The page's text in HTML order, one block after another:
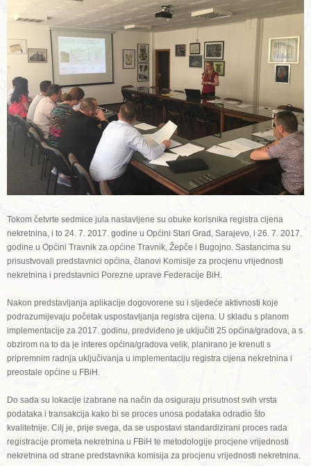
Tokom četvrte sedmice jula nastavljene su obuke korisnika registra cijena
nekretnina, i to 24. 7. 2017. godine u Općini Stari Grad, Sarajevo, i 26. 7. 2017.
godine u Općini Travnik za općine Travnik, Žepče i Bugojno. Sastancima su
prisustvovali predstavnici općina, članovi Komisije za procjenu vrijednosti
nekretnina i predstavnici Porezne uprave Federacije BiH.
Nakon predstavljanja aplikacije dogovorene su i sljedeće aktivnosti koje
podrazumijevaju početak uspostavljanja registra cijena. U skladu s planom
implementacije za 2017. godinu, predviđeno je uključiti 25 općina/gradova, a s
obzirom na to da je interes općina/gradova velik, planirano je krenuti s
pripremnim radnja uključivanja u implementaciju registra cijena nekretnina i
preostale općine u FBiH.
Do sada su lokacije izabrane na način da osiguraju prisutnost svih vrsta
podataka i transakcija kako bi se proces unosa podataka odradio što
kvalitetnije. Cilj je, prije svega, da se uspostavi standardizirani proces rada
registracije prometa nekretnina u FBiH te metodologije procjene vrijednosti
nekretnina od strane predstavnika komisija za procjenu vrijednosti nekretnina.